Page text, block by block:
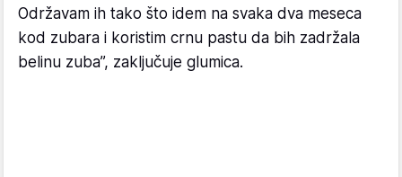
Održavam ih tako što idem na svaka dva meseca
kod zubara i koristim crnu pastu da bih zadržala
belinu zuba”, zaključuje glumica.